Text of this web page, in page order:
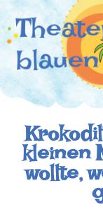
Zum
Inhalt
springen
(Enter
drücken)
kleinen
wollte,